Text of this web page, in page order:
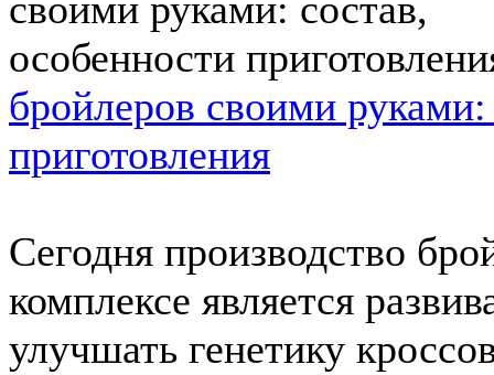
бройлеров своими
приготовления
Сегодня производство
комплексе является
улучшать генетику